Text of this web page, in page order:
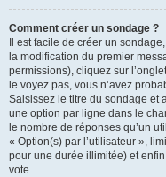
Comment créer un sondage ?
Il est facile de créer un
la modification du premier
permissions), cliquez sur
le voyez pas, vous n’avez
Saisissez le titre du sondage et
une option par ligne dans le
le nombre de réponses qu’un
« Option(s) par l’utilisateur »,
pour une durée illimitée) et
vote.